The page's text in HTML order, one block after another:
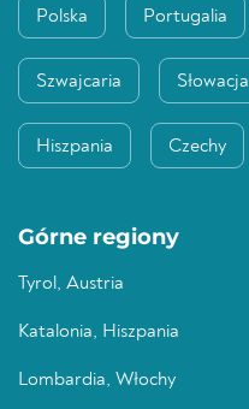
Polska Portugalia
Szwajcaria Słowacja
Hiszpania Czechy
Górne regiony
Tyrol, Austria
Katalonia, Hiszpania
Lombardia, Włochy